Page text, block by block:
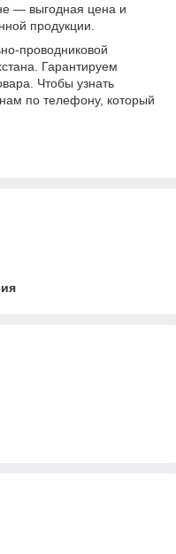
— выгодная цена и
продукции.
проводниковой
Гарантируем
Чтобы узнать
по телефону, который